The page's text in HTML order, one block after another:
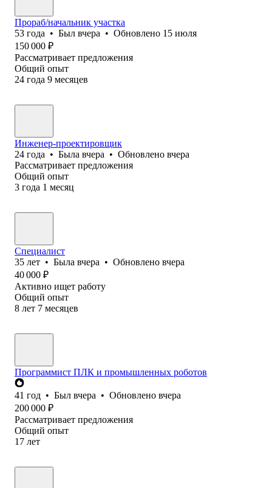
Прораб/начальник участка
53 года • Был вчера • Обновлено 15 июля
150 000 ₽
Рассматривает предложения
Общий опыт
24 года 9 месяцев
Инженер-проектировщик
24 года • Была вчера • Обновлено вчера
Рассматривает предложения
Общий опыт
3 года 1 месяц
Специалист
35 лет • Была вчера • Обновлено вчера
40 000 ₽
Активно ищет работу
Общий опыт
8 лет 7 месяцев
Программист ПЛК и промышленных роботов
41 год • Был вчера • Обновлено вчера
200 000 ₽
Рассматривает предложения
Общий опыт
17 лет